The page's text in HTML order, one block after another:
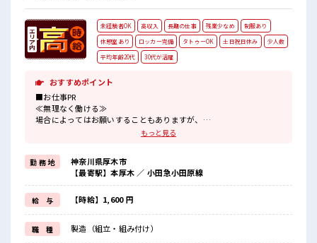
未経験者OK 高収入 長期の仕事 残業少なめ
制服あり
休憩室あり
ロッカー完備 タトゥーOK 土日祝日休み
少人数
平均年齢20代
30代が活躍
おすすめポイント
■お仕事PR
≪無理なく働ける≫
場合によってはお願いすることもありますが、
週末は家族や友人と一緒にプライベート満喫！
制服があると毎日の服選びに悩まずOK♪
≪初めての仕事だけど自分にもできそう≫
新しいことにチャレンジするのは不安だけど、
しっかり働く環境が整っています！
イチからスキルUP・ステップUP目指していきましょう！
≪自分に合った期間で働ける≫
福利厚生が整った派遣のお仕事です！
もっと見る
勤 務 地
神奈川県厚木市
【最寄駅】本厚木 ／ 小田急小田原線
給 与 【時給】1,600 円
職 種 製造（組立・組み付け）